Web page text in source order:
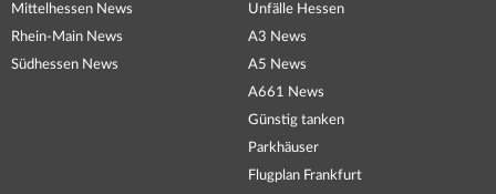
Mittelhessen News
Rhein-Main News
Südhessen News
Unfälle Hessen
A3 News
A5 News
A661 News
Günstig tanken
Parkhäuser
Flugplan Frankfurt